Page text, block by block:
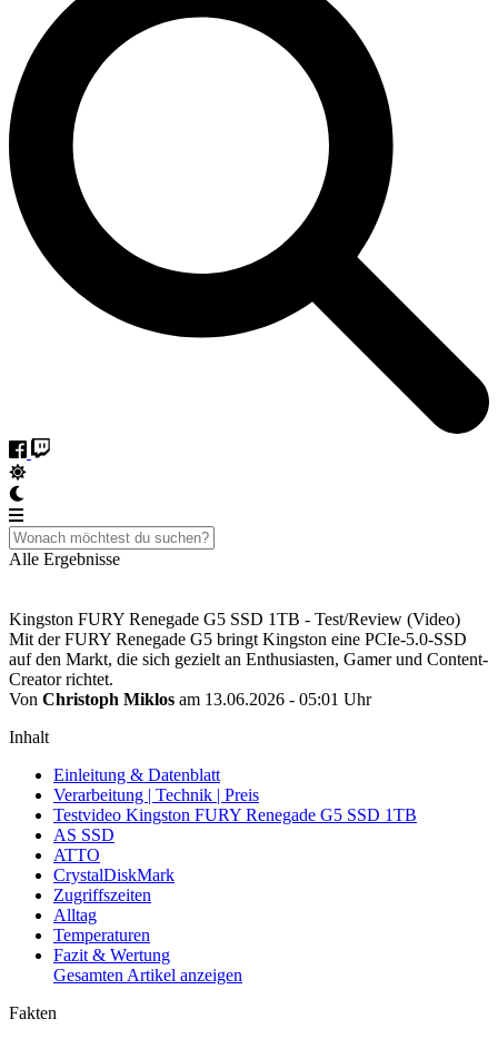
Alle Ergebnisse
Kingston FURY Renegade G5 SSD 1TB - Test/Review (Video)
Mit der FURY Renegade G5 bringt Kingston eine PCIe-5.0-SSD
auf den Markt, die sich gezielt an Enthusiasten, Gamer und Content-
Creator richtet.
Von Christoph Miklos am 13.06.2026 - 05:01 Uhr
Inhalt
Einleitung & Datenblatt
Verarbeitung | Technik | Preis
Testvideo Kingston FURY Renegade G5 SSD 1TB
AS SSD
ATTO
CrystalDiskMark
Zugriffszeiten
Alltag
Temperaturen
Fazit & Wertung
Gesamten Artikel anzeigen
Fakten